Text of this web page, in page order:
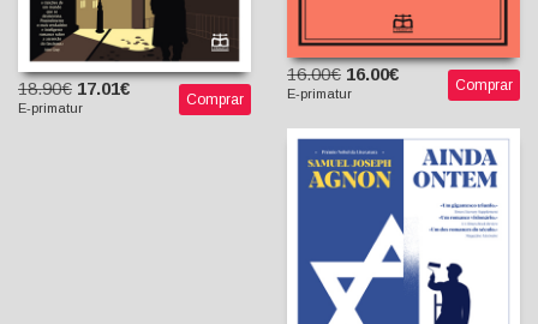
18.90€ 17.01€
E-primatur Comprar
16.00€ 16.00€
E-primatur Comprar
Ainda ontem
Samuel Joseph Agnon
Lúcia Liba Mucznik
(tradutora)